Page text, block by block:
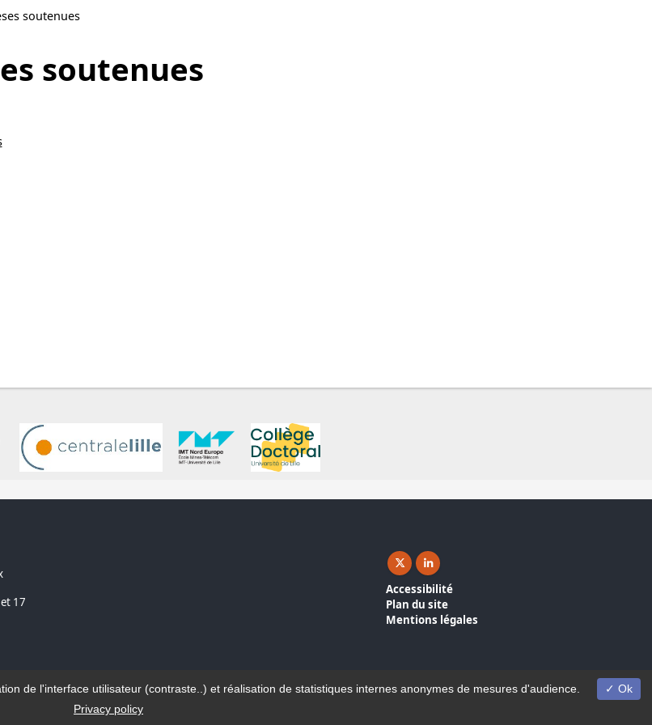
soutenues
soutenues
17
X ( nouvelle fenêtre)
Linkedin ( nouvelle fenêtre)
Accessibilité
Plan du site
Mentions légales
© Université de Lille - 2022
de l'interface utilisateur (contraste..) et réalisation de statistiques internes anonymes de mesures d'audience.
Ok
Privacy policy